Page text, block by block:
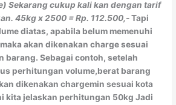
Sekarang cukup kali kan dengan tarif
45kg x 2500 = Rp. 112.500,-Tapi
diatas, apabila belum memenuhi
akan dikenakan charge sesuai
barang. Sebagai contoh, setelah
perhitungan volume,berat barang
dikenakan chargemin sesuai kota
kita jelaskan perhitungan 50kg Jadi